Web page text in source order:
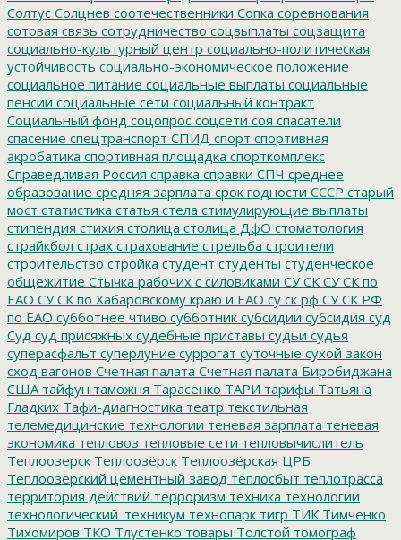
Солтус Солцнев соотечественники Сопка соревнования
сотовая связь сотрудничество соцвыплаты соцзащита
социально-культурный центр социально-политическая
устойчивость социально-экономическое положение
социальное питание социальные выплаты социальные
пенсии социальные сети социальный контракт
Социальный фонд соцопрос соцсети соя спасатели
спасение спецтранспорт СПИД спорт спортивная
акробатика спортивная площадка спорткомплекс
Справедливая Россия справка справки СПЧ среднее
образование средняя зарплата срок годности СССР старый
мост статистика статья стела стимулирующие выплаты
стипендия стихия столица столица ДфО стоматология
страйкбол страх страхование стрельба строители
строительство стройка студент студенты студенческое
общежитие Стычка рабочих с силовиками СУ СК СУ СК по
ЕАО СУ СК по Хабаровскому краю и ЕАО су ск рф СУ СК РФ
по ЕАО субботнее чтиво субботник субсидии субсидия суд
Суд суд присяжных судебные приставы судьи судья
суперасфальт суперлуние суррогат суточные сухой закон
сход вагонов Счетная палата Счетная палата Биробиджана
США тайфун таможня Тарасенко ТАРИ тарифы Татьяна
Гладких Тафи-диагностика театр текстильная
телемедицинские технологии теневая зарплата теневая
экономика тепловоз тепловые сети тепловычислитель
Теплоозерск Теплоозёрск Теплоозёрская ЦРБ
Теплоозерский цементный завод теплосбыт теплотрасса
территория действий терроризм техника технологии
технологический_техникум технопарк тигр ТИК Тимченко
Тихомиров ТКО Тлустенко товары Толстой томограф